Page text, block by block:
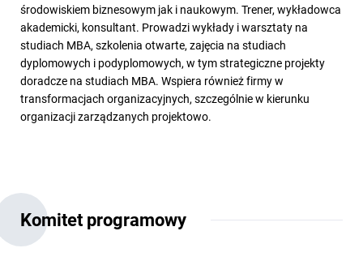
środowiskiem biznesowym jak i naukowym. Trener, wykładowca
akademicki, konsultant. Prowadzi wykłady i warsztaty na
studiach MBA, szkolenia otwarte, zajęcia na studiach
dyplomowych i podyplomowych, w tym strategiczne projekty
doradcze na studiach MBA. Wspiera również firmy w
transformacjach organizacyjnych, szczególnie w kierunku
organizacji zarządzanych projektowo.
Komitet programowy